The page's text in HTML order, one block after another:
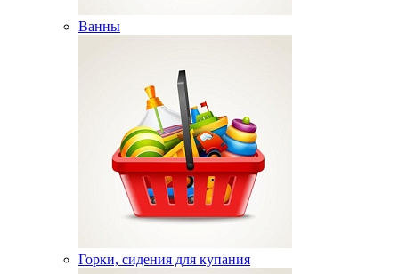
Ванны
Горки, сидения для купания